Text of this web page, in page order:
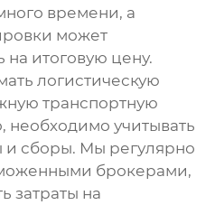
времени, а
может
на итоговую цену.
логистическую
транспортную
необходимо учитывать
сборы. Мы регулярно
брокерами,
затраты на